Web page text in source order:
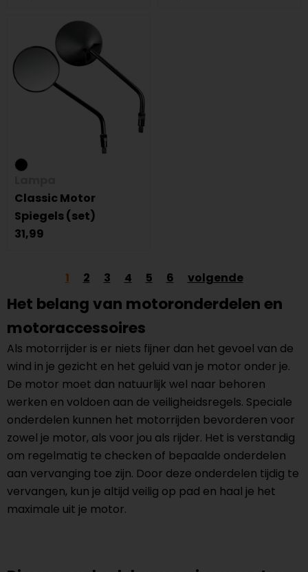
Classic Motor
Spiegels (set)
31,99
1 2 3 4 5 6 volgende
Het belang van motoronderdelen en
motoraccessoires
Als motorrijder is er niets fijner dan het gevoel van de
wind in je gezicht en het geluid van je motor onder je.
De motor moet dan natuurlijk wel naar behoren
werken en voldoen aan de veiligheidsregels. Speciale
onderdelen kunnen het motorrijden bevorderen voor
zowel je motor, als voor jou als rijder. Het is verstandig
om regelmatig te checken of bepaalde onderdelen
aan vervanging toe zijn. Door deze onderdelen tijdig te
vervangen, kun je altijd veilig op pad en haal je het
maximale uit je motor.